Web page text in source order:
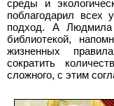
среды и
поблагодарил всех
подход. А Людмила
библиотекой,
жизненных
сократить
сложного, с этим